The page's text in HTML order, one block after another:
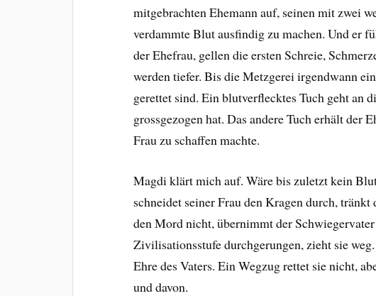
mitgebrachten Ehemann auf, seinen mit zwei
verdammte Blut ausfindig zu machen. Und er
der Ehefrau, gellen die ersten Schreie,
werden tiefer. Bis die Metzgerei irgendwann
gerettet sind. Ein blutverflecktes Tuch geht an
grossgezogen hat. Das andere Tuch erhält der
Frau zu schaffen machte.
Magdi klärt mich auf. Wäre bis zuletzt kein
schneidet seiner Frau den Kragen durch,
den Mord nicht, übernimmt der
Zivilisationsstufe durchgerungen, zieht sie
Ehre des Vaters. Ein Wegzug rettet sie nicht,
und davon.